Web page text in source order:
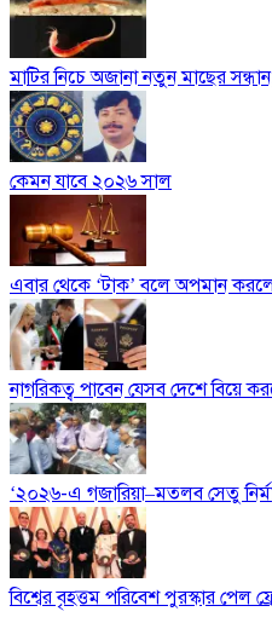
মাটির নিচে অজানা নতুন মাছের সন্ধান,
কেমন যাবে ২০২৬ সাল
এবার থেকে ‘টাক’ বলে অপমান
নাগরিকত্ব পাবেন যেসব দেশে বিয়ে
‘২০২৬-এ গজারিয়া–মতলব সেতু
বিশ্বের বৃহত্তম পরিবেশ পুরস্কার পেল